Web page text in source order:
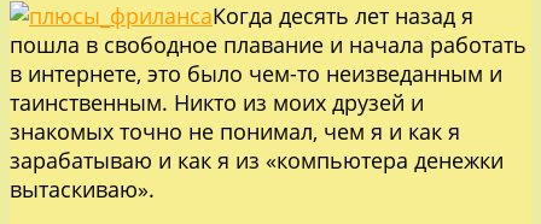
Когда десять лет назад я
пошла в свободное плавание и начала работать
в интернете, это было чем-то неизведанным и
таинственным. Никто из моих друзей и
знакомых точно не понимал, чем я и как я
зарабатываю и как я из «компьютера денежки
вытаскиваю».